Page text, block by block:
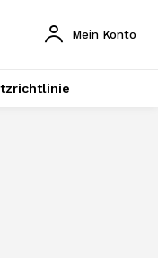
Mein Konto